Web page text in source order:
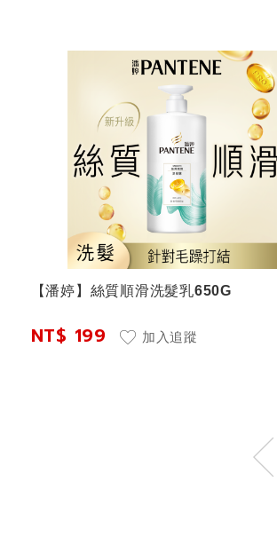
【潘婷】絲質順滑洗髮乳650G
NT$ 199 加入追蹤